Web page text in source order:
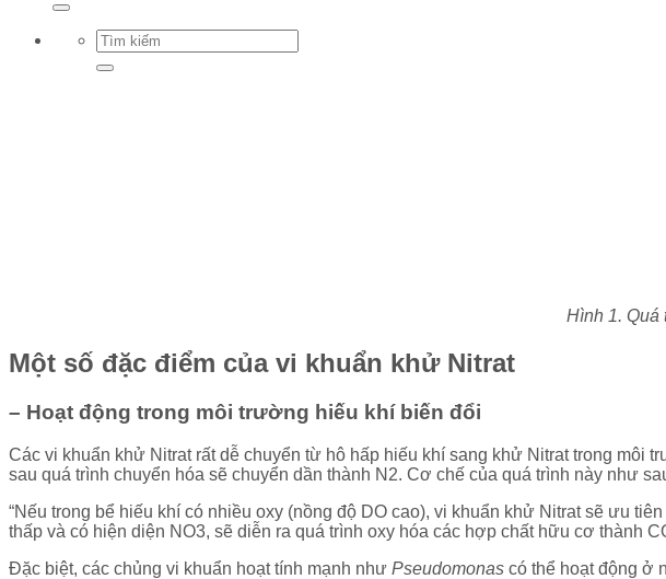
Hình 1. Quá
Một số đặc điểm của vi khuẩn khử Nitrat
– Hoạt động trong môi trường hiếu khí biến đổi
Các vi khuẩn khử Nitrat rất dễ chuyển từ hô hấp hiếu khí sang khử Nitrat trong môi
sau quá trình chuyển hóa sẽ chuyển dần thành N2. Cơ chế của quá trình này như
“Nếu trong bể hiếu khí có nhiều oxy (nồng độ DO cao), vi khuẩn khử Nitrat sẽ ưu
thấp và có hiện diện NO3, sẽ diễn ra quá trình oxy hóa các hợp chất hữu cơ thành
Đặc biệt, các chủng vi khuẩn hoạt tính mạnh như Pseudomonas có thể hoạt động ở